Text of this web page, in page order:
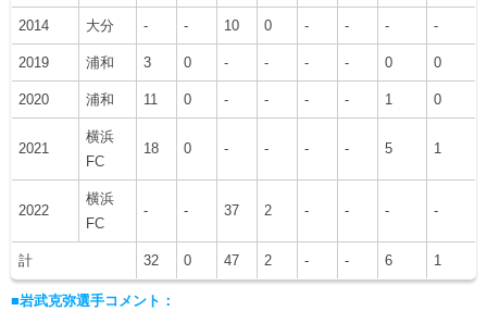
2014 大分 - - 10 0 - - - -
2019 浦和 3 0 - - - - 0 0
2020 浦和 11 0 - - - - 1 0
2021
横浜
FC
18 0 - - - - 5 1
2022
横浜
FC
- - 37 2 - - - -
計 32 0 47 2 - - 6 1
■岩武克弥選手コメント：